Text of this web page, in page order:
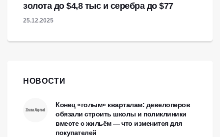
золота до $4,8 тыс и серебра до $77
25.12.2025
НОВОСТИ
Конец «голым» кварталам: девелоперов
обязали строить школы и поликлиники
вместе с жильём — что изменится для
покупателей